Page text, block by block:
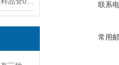
联系
常用